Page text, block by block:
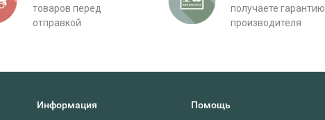
товаров перед
отправкой
получаете гарантию
производителя
Информация Помощь